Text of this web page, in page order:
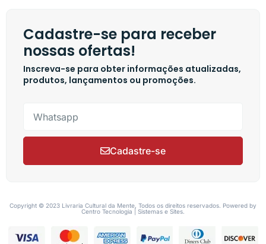
Cadastre-se para receber
nossas ofertas!
Inscreva-se para obter informações atualizadas,
produtos, lançamentos ou promoções.
Cadastre-se
Copyright © 2023 Livraria Cultural da Mente, Todos os direitos reservados. Powered by
Centro Tecnologia | Sistemas e Sites.